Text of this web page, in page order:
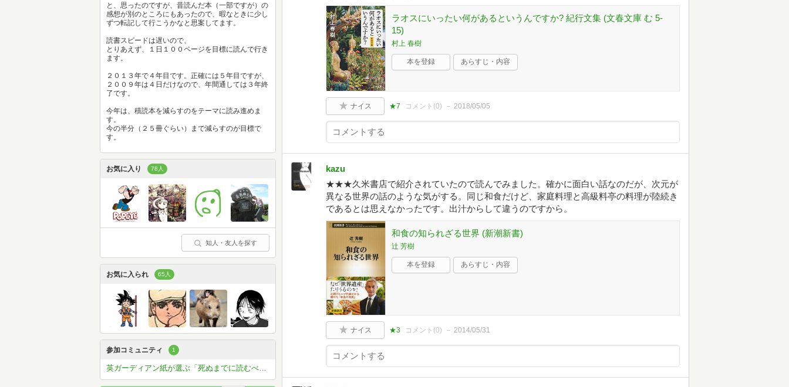
ラオスにいったい何があるというんですか? 紀行文集 (文春文庫 む 5-
15)
村上 春樹
本を登録 あらすじ・内容
ナイス ★7 コメント(0) 2018/05/05
kazu
★★★久米書店で紹介されていたので読んでみました。確かに面白い話なのだが、次元が
異なる世界の話のような気がする。同じ和食だけど、家庭料理と高級料亭の料理が陸続き
であるとは思えなかったです。出汁からして違うのですから。
和食の知られざる世界 (新潮新書)
辻 芳樹
本を登録 あらすじ・内容
ナイス ★3 コメント(0) 2014/05/31
と、思ったのですが、昔読んだ本（一部ですが）の
感想が別のところにもあったので、暇なときに少し
ずつ転記して行こうかなと思案してます。
読書スピードは遅いので、
とりあえず、１日１００ページを目標に読んで行き
ます。
２０１３年で４年目です。正確には５年目ですが、
２００９年は４日だけなので、年間通しては３年終
了です。
今年は、積読本を減らすのをテーマに読み進めま
す。
今の半分（２５冊ぐらい）まで減らすのが目標で
す。
お気に入り 78人
知人・友人を探す
お気に入られ 65人
参加コミュニティ 1
英ガーディアン紙が選ぶ「死ぬまでに読むべき」必読小説1000冊を読破しよう！